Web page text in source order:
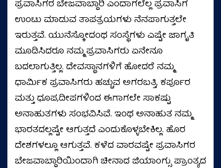
ಪ್ರವಾಸಿಗರ ಬೇಜವಾಬ್ದಾರಿ ಎಂದಾಗಲೆಲ್ಲ ಪ್ರವಾಸಿಗ
ಉಂಟು ಮಾಡುವ ತಾಪತ್ರಯಗಳು ನೆನಪಾಗುತ್ತಲೇ
ಇರುತ್ತವೆ. ಯುನೆಸ್ಕೋದಂಥ ಸಂಸ್ಥೆಗಳು ಎಷ್ಟೇ ಜಾಗೃತಿ
ಮೂಡಿಸಿದರೂ ನಮ್ಮ ಪ್ರವಾಸಿಗರು ಏನೇನೂ
ಬದಲಾಗುತ್ತಿಲ್ಲ. ದೇವಸ್ಥಾನಗಳಿಗೆ ಹೋದರೆ ನಮ್ಮ
ಧಾರ್ಮಿಕ ಪ್ರವಾಸಿಗರು ಹಚ್ಚುವ ಅಗರಬತ್ತಿ, ಕರ್ಪೂರ
ಮತ್ತು ಧೂಪ,ದೀಪಗಳಿಂದ ಈಗಾಗಲೇ ಸಾಕಷ್ಟು
ಅನಾಹುತಗಳು ಸಂಭವಿಸಿವೆ. ಇಂಥ ಅನಾಹುತ ನಮ್ಮ
ಭಾರತದಲ್ಲಷ್ಟೇ ಆಗುತ್ತದೆ ಎಂದುಕೊಳ್ಳಬೇಕಿಲ್ಲ. ಹೊರ
ದೇಶಗಳಲ್ಲೂ ಆಗುತ್ತವೆ. ಕಳೆದ ವಾರವಷ್ಟೇ ಪ್ರವಾಸಿಗರ
ಬೇಜವಾಬ್ದಾರಿಯಿಂದಾಗಿ ಚೀನಾದ ಜಿಯಾಂಗ್ಸು ಪ್ರಾಂತ್ಯದ